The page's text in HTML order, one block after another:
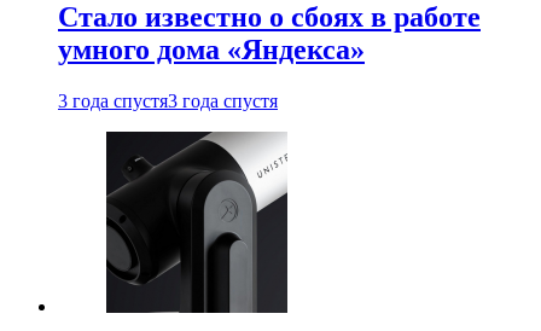
Стало известно о сбоях в работе
умного дома «Яндекса»
3 года спустя3 года спустя